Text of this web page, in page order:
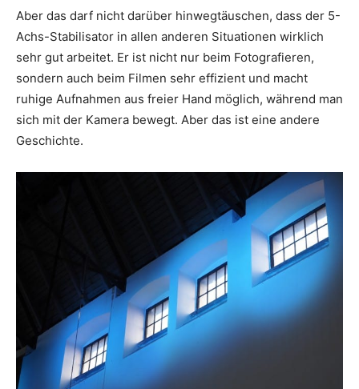
Aber das darf nicht darüber hinwegtäuschen, dass der 5-
Achs-Stabilisator in allen anderen Situationen wirklich
sehr gut arbeitet. Er ist nicht nur beim Fotografieren,
sondern auch beim Filmen sehr effizient und macht
ruhige Aufnahmen aus freier Hand möglich, während man
sich mit der Kamera bewegt. Aber das ist eine andere
Geschichte.